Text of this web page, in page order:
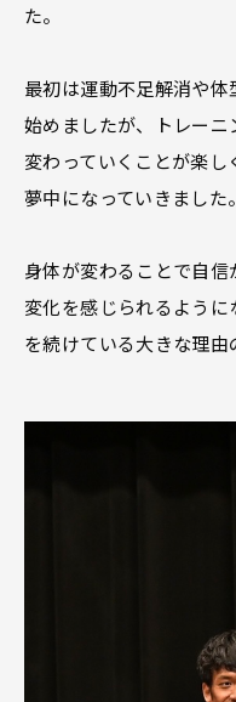
た。
最初は運動不足解消や
始めましたが、トレー
変わっていくことが楽
夢中になっていきました。
身体が変わることで自
変化を感じられるよう
を続けている大きな理由